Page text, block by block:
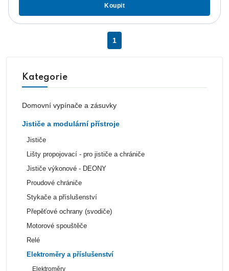
Koupit
1
Kategorie
Domovní vypínače a zásuvky
Jističe a modulární přístroje
Jističe
Lišty propojovací - pro jističe a chrániče
Jističe výkonové - DEONY
Proudové chrániče
Stykače a příslušenství
Přepěťové ochrany (svodiče)
Motorové spouštěče
Relé
Elektroměry a příslušenství
Elektroměry